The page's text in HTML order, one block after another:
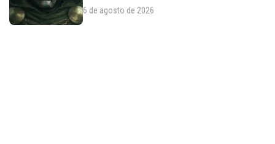
6 de agosto de 2026